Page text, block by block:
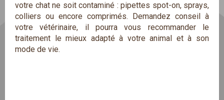
votre chat ne soit contaminé : pipettes spot-on, sprays,
colliers ou encore comprimés. Demandez conseil à
votre vétérinaire, il pourra vous recommander le
traitement le mieux adapté à votre animal et à son
mode de vie.